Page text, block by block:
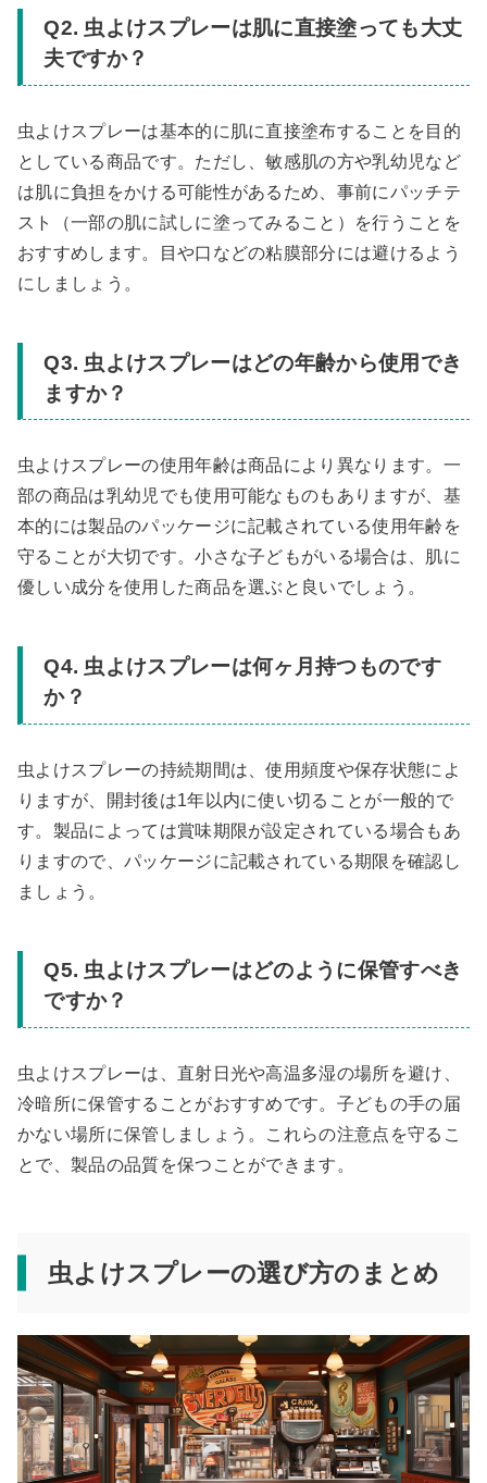
Q2. 虫よけスプレーは肌に直接塗っても大丈
夫ですか？
虫よけスプレーは基本的に肌に直接塗布することを目的
としている商品です。ただし、敏感肌の方や乳幼児など
は肌に負担をかける可能性があるため、事前にパッチテ
スト（一部の肌に試しに塗ってみること）を行うことを
おすすめします。目や口などの粘膜部分には避けるよう
にしましょう。
Q3. 虫よけスプレーはどの年齢から使用でき
ますか？
虫よけスプレーの使用年齢は商品により異なります。一
部の商品は乳幼児でも使用可能なものもありますが、基
本的には製品のパッケージに記載されている使用年齢を
守ることが大切です。小さな子どもがいる場合は、肌に
優しい成分を使用した商品を選ぶと良いでしょう。
Q4. 虫よけスプレーは何ヶ月持つものです
か？
虫よけスプレーの持続期間は、使用頻度や保存状態によ
りますが、開封後は1年以内に使い切ることが一般的で
す。製品によっては賞味期限が設定されている場合もあ
りますので、パッケージに記載されている期限を確認し
ましょう。
Q5. 虫よけスプレーはどのように保管すべき
ですか？
虫よけスプレーは、直射日光や高温多湿の場所を避け、
冷暗所に保管することがおすすめです。子どもの手の届
かない場所に保管しましょう。これらの注意点を守るこ
とで、製品の品質を保つことができます。
虫よけスプレーの選び方のまとめ